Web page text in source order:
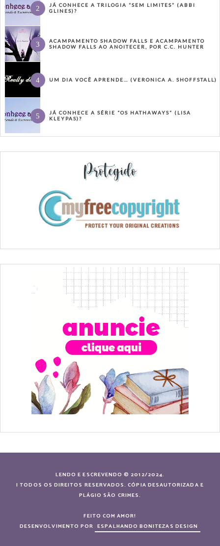
JÁ CONHECE A TRILOGIA “SEM LIMITES” (ABBI
GLINES)?
ACAMPAMENTO SHADOW FALLS E ACAMPAMENTO
SHADOW FALLS AO ANOITECER, POR C.C. HUNTER
UM DIA VOCÊ APRENDE… (VERONICA A. SHOFFSTALL)
JÁ CONHECE A SÉRIE “OS HATHAWAYS” (LISA
KLEYPAS)?
Protegido
LENDO E ESCREVENDO © 2012/2024.
| TODOS OS DIREITOS RESERVADOS. CÓPIA DESAUTORIZADA E
PLÁGIO SÃO CRIMES.
FEITO COM AMOR!
DESENVOLVIMENTO POR ESPALHANDO BONITEZAS DESIGN